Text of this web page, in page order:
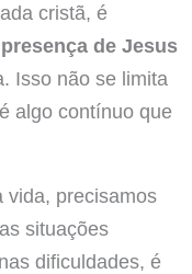
cristã, é
de Jesus
Isso não se limita
algo contínuo que
vida, precisamos
situações
dificuldades, é